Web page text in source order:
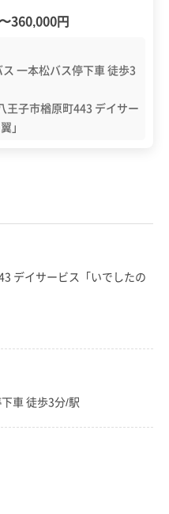
〜360,000円
一本松バス停下車 徒歩3
王子市楢原町443 デイサー
」
デイサービス「いでしたの
車 徒歩3分/駅